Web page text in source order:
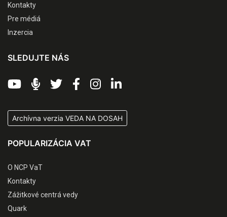
Kontakty
Pre médiá
Inzercia
SLEDUJTE NÁS
Archívna verzia VEDA NA DOSAH
POPULARIZÁCIA VAT
O NCP VaT
Kontakty
Zážitkové centrá vedy
Quark